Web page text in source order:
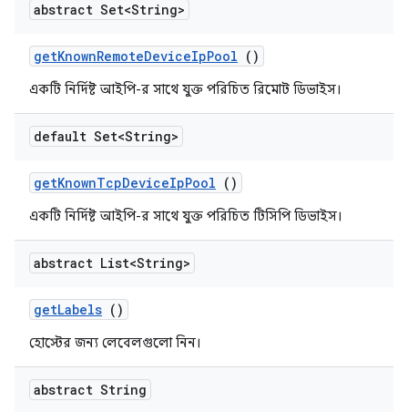
abstract Set<String>
getKnownRemoteDeviceIpPool ()
একটি নির্দিষ্ট আইপি-র সাথে যুক্ত পরিচিত রিমোট ডিভাইস।
default Set<String>
getKnownTcpDeviceIpPool ()
একটি নির্দিষ্ট আইপি-র সাথে যুক্ত পরিচিত টিসিপি ডিভাইস।
abstract List<String>
getLabels ()
হোস্টের জন্য লেবেলগুলো নিন।
abstract String